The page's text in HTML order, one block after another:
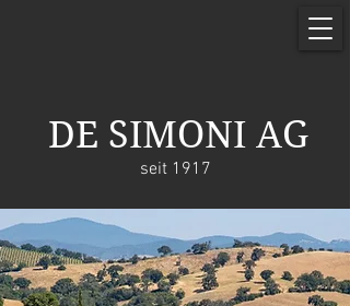
DE SIMONI AG
seit 1917